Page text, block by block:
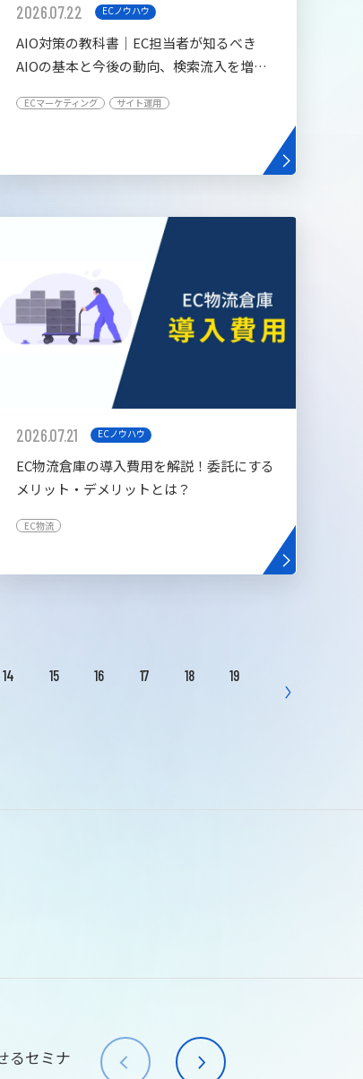
2026.07.22 ECノウハウ
AIO対策の教科書│EC担当者が知るべき
AIOの基本と今後の動向、検索流入を増や
ECマーケティング サイト運用
2026.07.21 ECノウハウ
EC物流倉庫の導入費用を解説！委託にする
メリット・デメリットとは？
EC物流
14 15 16 17 18
19
るセミナ